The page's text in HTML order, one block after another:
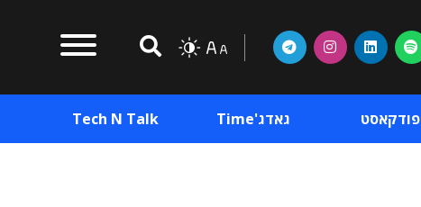
פודקאסט גאדג'Time Tech N Talk